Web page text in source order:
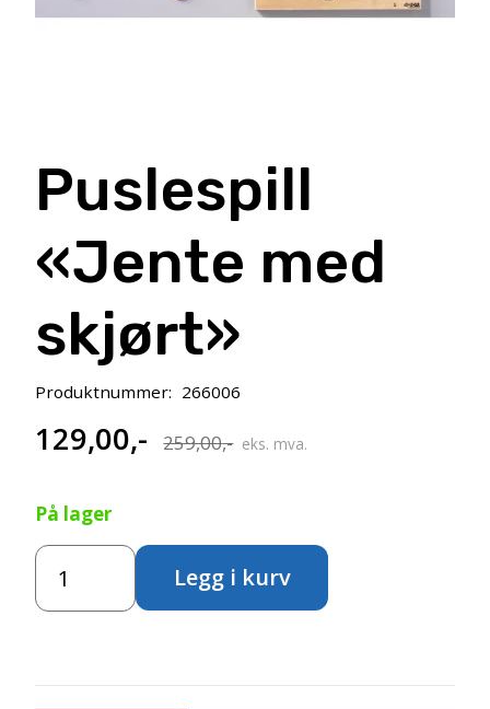
Puslespill
«Jente med
skjørt»
Produktnummer: 266006
259,00,-
Opprinnelig
var:
259,00,-.
129,00,-
Nåværende
er:
129,00,-.
eks. mva.
På lager
Puslespill
"Jente
med
Legg i kurv